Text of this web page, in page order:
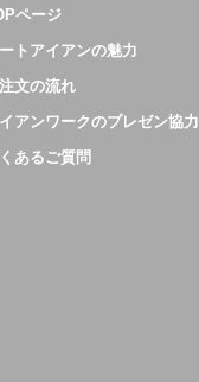
ページ
トアイアンの魅力
文の流れ
アンワークのプレゼン協力
あるご質問